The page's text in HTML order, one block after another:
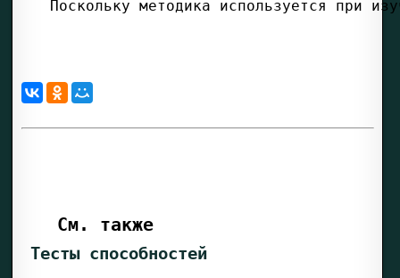
См. также
Тесты способностей